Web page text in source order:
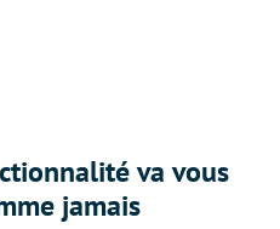
va vous
jamais